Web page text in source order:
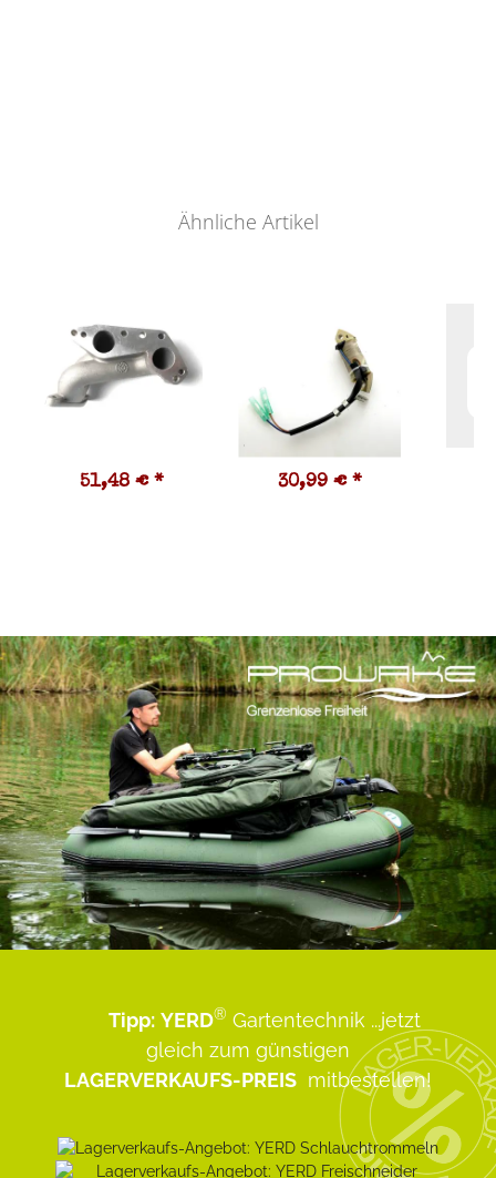
Ähnliche Artikel
51,48 € * 30,99 € *
Tipp: YERD® Gartentechnik ...jetzt
gleich zum günstigen
LAGERVERKAUFS-PREIS mitbestellen!